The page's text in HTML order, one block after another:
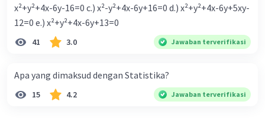
x²+y²+4x-6y-16=0 c.) x²-y²+4x-6y+16=0 d.) x²+y²+4x-6y+5xy-
12=0 e.) x²+y²+4x-6y+13=0
41 3.0 Jawaban terverifikasi
Apa yang dimaksud dengan Statistika?
15 4.2 Jawaban terverifikasi